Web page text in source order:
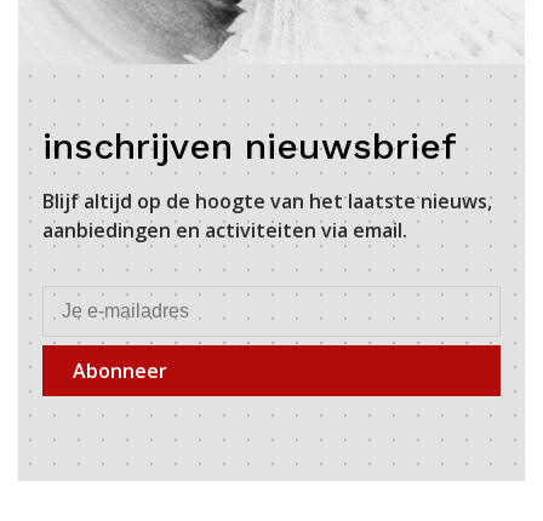
inschrijven nieuwsbrief
Blijf altijd op de hoogte van het laatste nieuws,
aanbiedingen en activiteiten via email.
Abonneer